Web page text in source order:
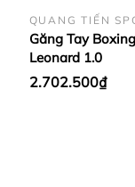
QUANG TIẾN
Găng Tay
Leonard 1.0
2.702.500₫